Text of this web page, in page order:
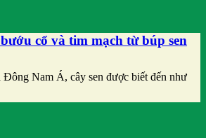
cổ và tim mạch từ búp sen
Nam Á, cây sen được biết đến như